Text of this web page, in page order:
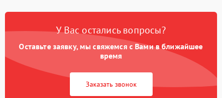
У Вас остались вопросы?
Оставьте заявку, мы свяжемся с Вами в ближайшее
время
Заказать звонок